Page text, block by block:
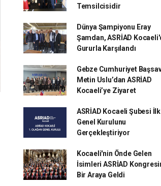
Temsilcisidir
Dünya Şampiyonu Eray
Şamdan, ASRİAD
Gururla Karşılandı
Gebze Cumhuriyet
Metin Uslu’dan ASRİAD
Kocaeli’ye Ziyaret
ASRİAD Kocaeli Şubesi İlk
Genel Kurulunu
Gerçekleştiriyor
Kocaeli'nin Önde Gelen
İsimleri ASRİAD
Bir Araya Geldi